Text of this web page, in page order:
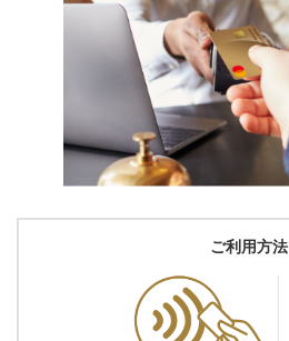
ご利用方法